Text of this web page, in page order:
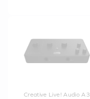
Creative Live! Audio A3